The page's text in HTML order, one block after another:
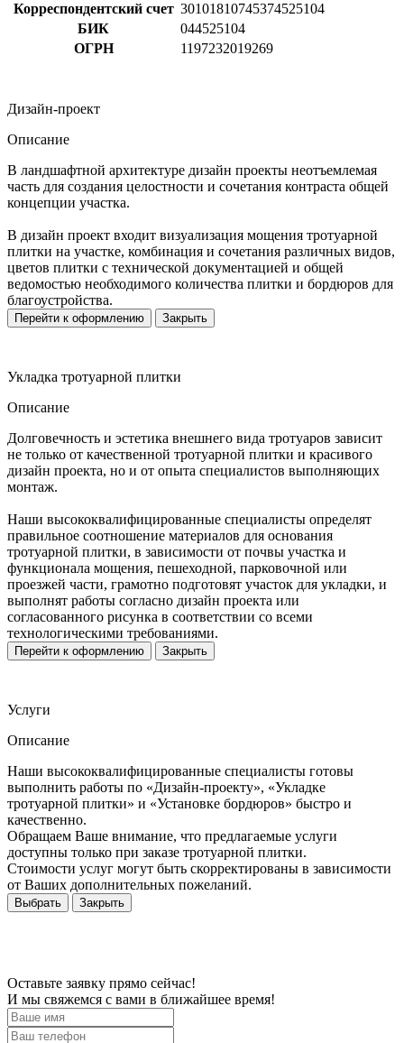
Корреспондентский счет 30101810745374525104
БИК
044525104
ОГРН
1197232019269
Дизайн-проект
Описание
В ландшафтной архитектуре дизайн проекты неотъемлемая
часть для создания целостности и сочетания контраста общей
концепции участка.
В дизайн проект входит визуализация мощения тротуарной
плитки на участке, комбинация и сочетания различных видов,
цветов плитки с технической документацией и общей
ведомостью необходимого количества плитки и бордюров для
благоустройства.
Перейти к оформлению Закрыть
Укладка тротуарной плитки
Описание
Долговечность и эстетика внешнего вида тротуаров зависит
не только от качественной тротуарной плитки и красивого
дизайн проекта, но и от опыта специалистов выполняющих
монтаж.
Наши высококвалифицированные специалисты определят
правильное соотношение материалов для основания
тротуарной плитки, в зависимости от почвы участка и
функционала мощения, пешеходной, парковочной или
проезжей части, грамотно подготовят участок для укладки, и
выполнят работы согласно дизайн проекта или
согласованного рисунка в соответствии со всеми
технологическими требованиями.
Перейти к оформлению Закрыть
Услуги
Описание
Наши высококвалифицированные специалисты готовы
выполнить работы по «Дизайн-проекту», «Укладке
тротуарной плитки» и «Установке бордюров» быстро и
качественно.
Обращаем Ваше внимание, что предлагаемые услуги
доступны только при заказе тротуарной плитки.
Стоимости услуг могут быть скорректированы в зависимости
от Ваших дополнительных пожеланий.
Выбрать Закрыть
Оставьте заявку прямо сейчас!
И мы свяжемся с вами в ближайшее время!